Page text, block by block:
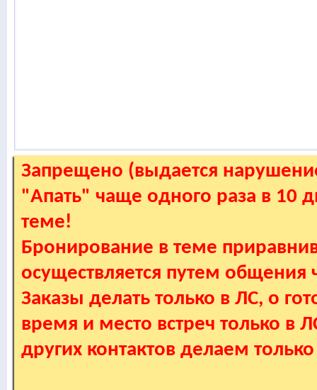
Запрещено (выдается
"Апать" чаще одного раза в 10
теме!
Бронирование в теме
осуществляется путем
Заказы делать только в ЛС, о
время и место встреч только в
других контактов делаем